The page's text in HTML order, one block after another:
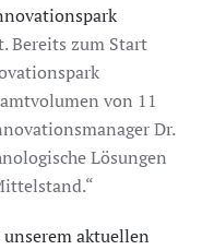
Bereits zum Start
von 11
Dr.
Lösungen
aktuellen